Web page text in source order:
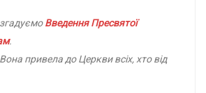
Введення Пресвятої
.
привела до Церкви всіх, хто від